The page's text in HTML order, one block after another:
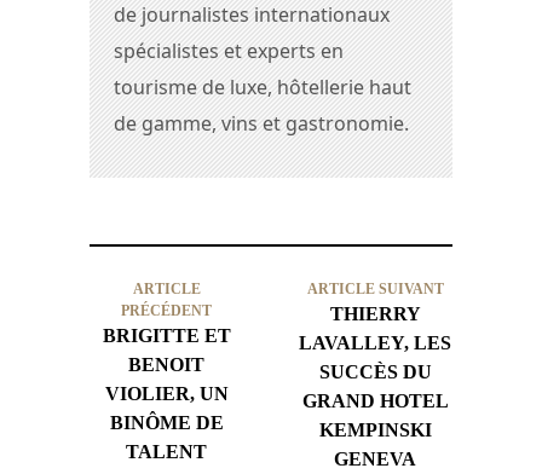
de journalistes internationaux
spécialistes et experts en
tourisme de luxe, hôtellerie haut
de gamme, vins et gastronomie.
ARTICLE
PRÉCÉDENT
BRIGITTE ET
BENOIT
VIOLIER, UN
BINÔME DE
TALENT
ARTICLE SUIVANT
THIERRY
LAVALLEY, LES
SUCCÈS DU
GRAND HOTEL
KEMPINSKI
GENEVA